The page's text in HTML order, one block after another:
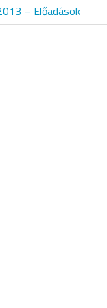
– Előadások